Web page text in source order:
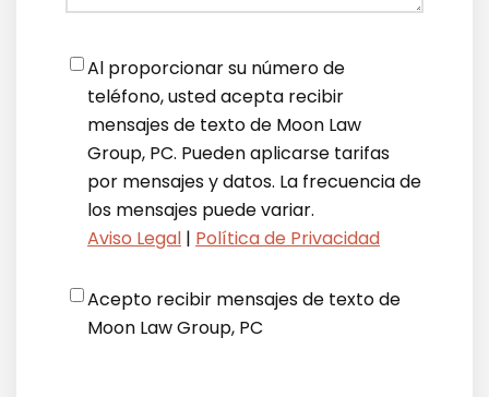
Al proporcionar su número de
teléfono, usted acepta recibir
mensajes de texto de Moon Law
Group, PC. Pueden aplicarse tarifas
por mensajes y datos. La frecuencia de
los mensajes puede variar.
Aviso Legal | Política de Privacidad
Acepto recibir mensajes de texto de
Moon Law Group, PC